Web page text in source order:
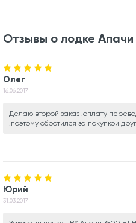
Отзывы о лодке
Олег
16.06.2017
Делаю второй заказ .оплату
.поэтому обротился за покупкой
Юрий
31.03.2017